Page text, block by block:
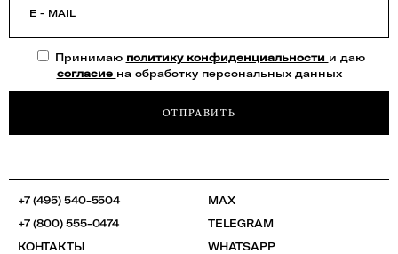
E - MAIL
Принимаю политику конфиденциальности и даю
согласие на обработку персональных данных
ОТПРАВИТЬ
+7 (495) 540-5504
+7 (800) 555-0474
КОНТАКТЫ
MAX
TELEGRAM
WHATSAPP